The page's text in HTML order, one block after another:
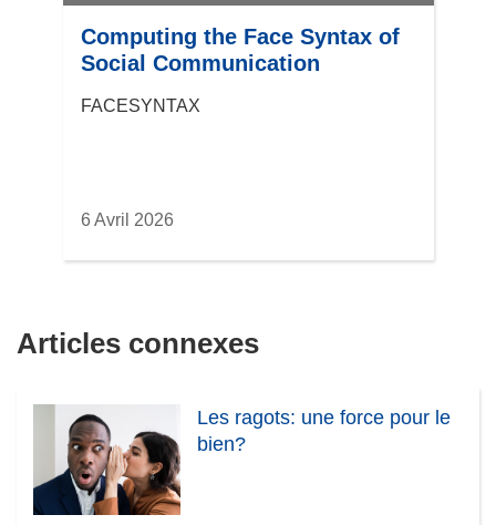
Computing the Face Syntax of
Social Communication
FACESYNTAX
6 Avril 2026
Articles connexes
Les ragots: une force pour le
bien?